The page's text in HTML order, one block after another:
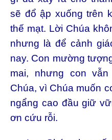
sẽ đổ ập xuống trên
thế mạt. Lời Chúa
nhưng là để cảnh
nay. Con mường
mai, nhưng con
Chúa, vì Chúa muốn
ngẩng cao đầu giữ
ơn cứu rỗi.